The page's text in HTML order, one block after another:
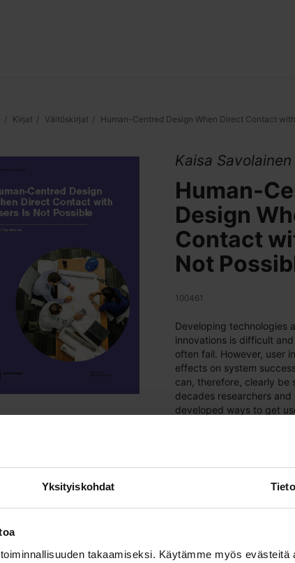
Yksityiskohdat
takaamiseksi. Käytämme myös evästeitä
Kirjat Väitöskirjat Human-Centred Design When Direct Contact
Kaisa Savolainen
Human-
Design
Contact
Not
100461
Developing technologies
innovations is difficult
often fail. However, user
effects on system
can, therefore, clearly be
decades researchers
developed ways to get
product and service
place under several
marketing, ergonomics,
design, usability, human-
whether HCD can be
with users and, if so,